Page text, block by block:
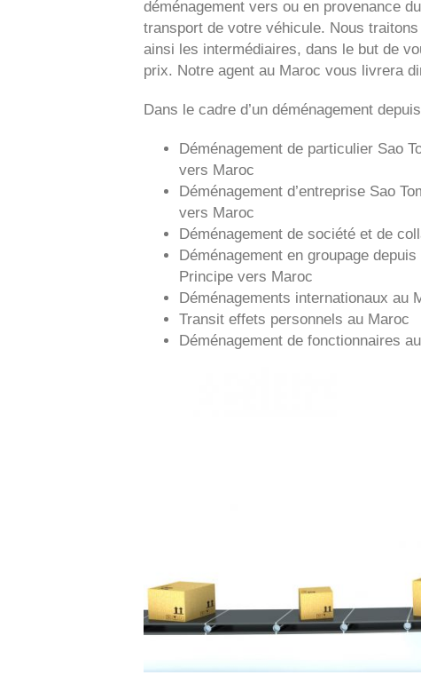
déménagement vers ou en provenance
transport de votre véhicule. Nous
ainsi les intermédiaires, dans le but de
prix. Notre agent au Maroc vous livrera
Dans le cadre d’un déménagement
Déménagement de particulier Sao
vers Maroc
Déménagement d’entreprise Sao
vers Maroc
Déménagement de société et de
Déménagement en groupage depuis
Principe vers Maroc
Déménagements internationaux au
Transit effets personnels au Maroc
Déménagement de fonctionnaires